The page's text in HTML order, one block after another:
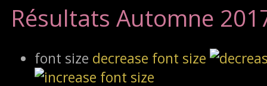
Résultats Automne
font size decrease font size